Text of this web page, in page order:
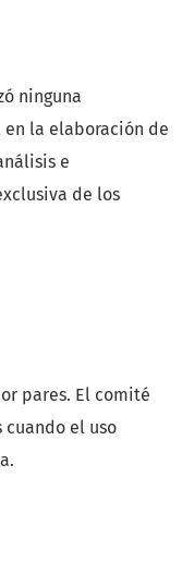
ninguna
la elaboración de
e
de los
pares. El comité
el uso